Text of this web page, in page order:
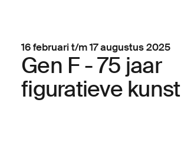
16 februari t/m 17 augustus 2025
Gen F - 75 jaar
figuratieve kunst